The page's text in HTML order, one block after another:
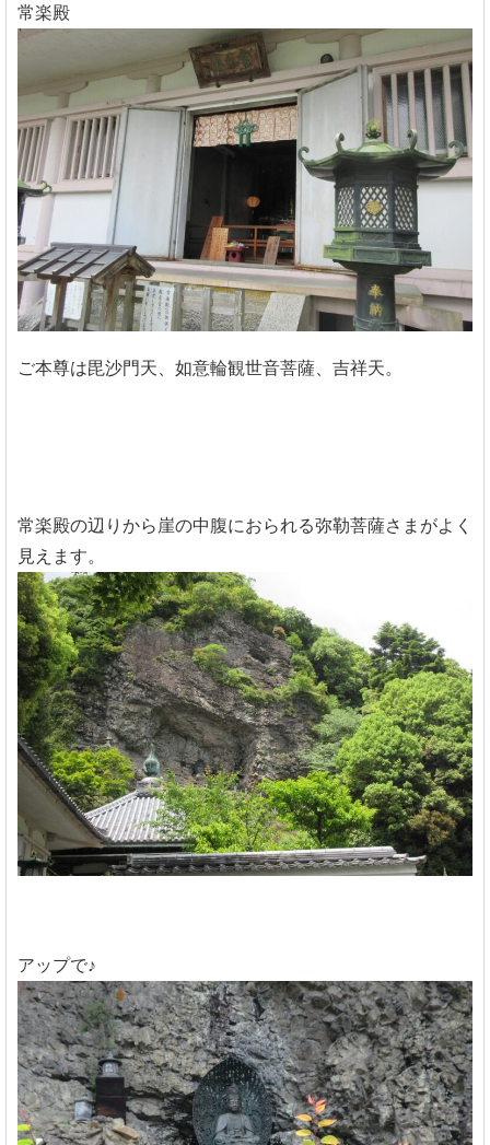
常楽殿
ご本尊は毘沙門天、如意輪観世音菩薩、吉祥天。
常楽殿の辺りから崖の中腹におられる弥勒菩薩さまがよく
見えます。
アップで♪